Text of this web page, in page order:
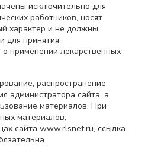
исключительно для
работников, носят
характер и не должны
для принятия
применении лекарственных
распространение
администратора сайта, а
материалов. При
материалов,
сайта www.rlsnet.ru, ссылка